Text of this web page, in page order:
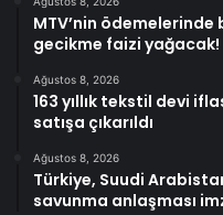
MTV’nin
gecikme faizi yağacak!
Ağustos 8, 2026
163 yıllık tekstil devi
satışa çıkarıldı
Ağustos 8, 2026
Türkiye, Suudi
savunma anlaşması